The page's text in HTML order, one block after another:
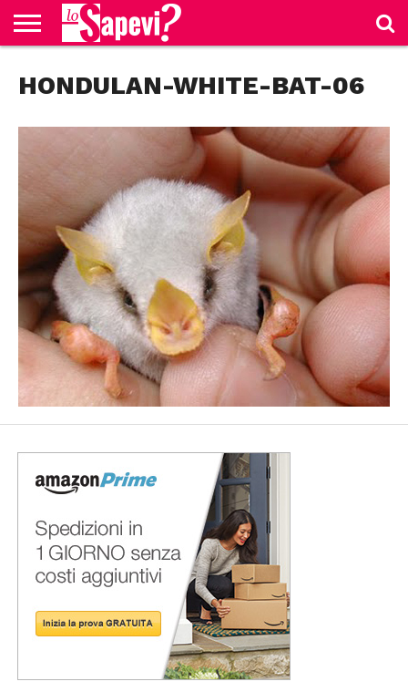
BENESSERE
GOSSIP
PRODOTTI
AMAZON
NEWS
CASA E
CUCINA
HONDULAN-WHITE-BAT-06